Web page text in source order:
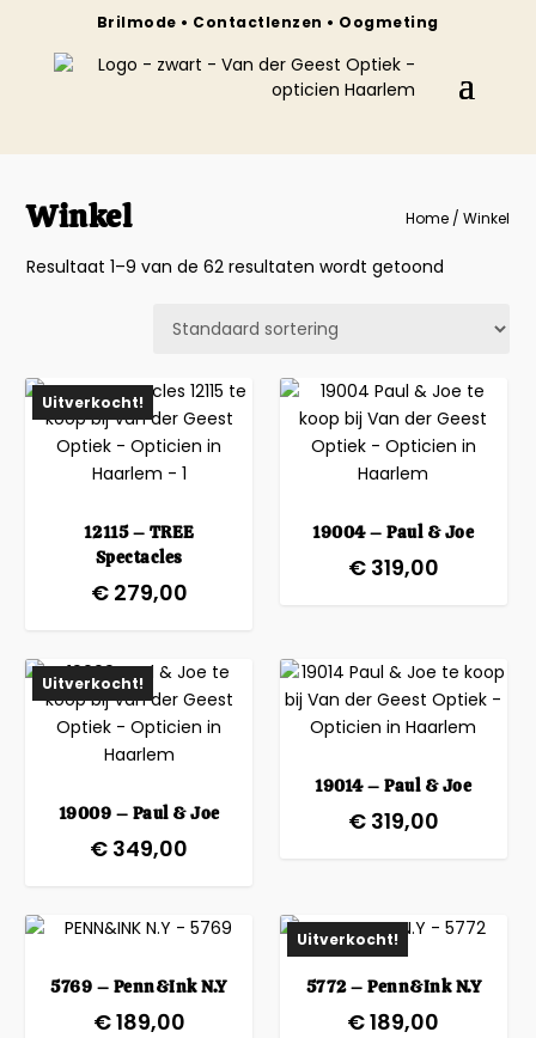
Brilmode • Contactlenzen • Oogmeting
Winkel Home/ Winkel
Resultaat 1–9 van de 62 resultaten wordt getoond
Uitverkocht!
12115 – TREE
Spectacles
€279,00
19004 – Paul & Joe
€319,00
Uitverkocht!
19009 – Paul & Joe
€ 349,00
19014 – Paul & Joe
€319,00
5769 – Penn&Ink N.Y
€189,00
Uitverkocht!
5772 – Penn&Ink N.Y
€189,00